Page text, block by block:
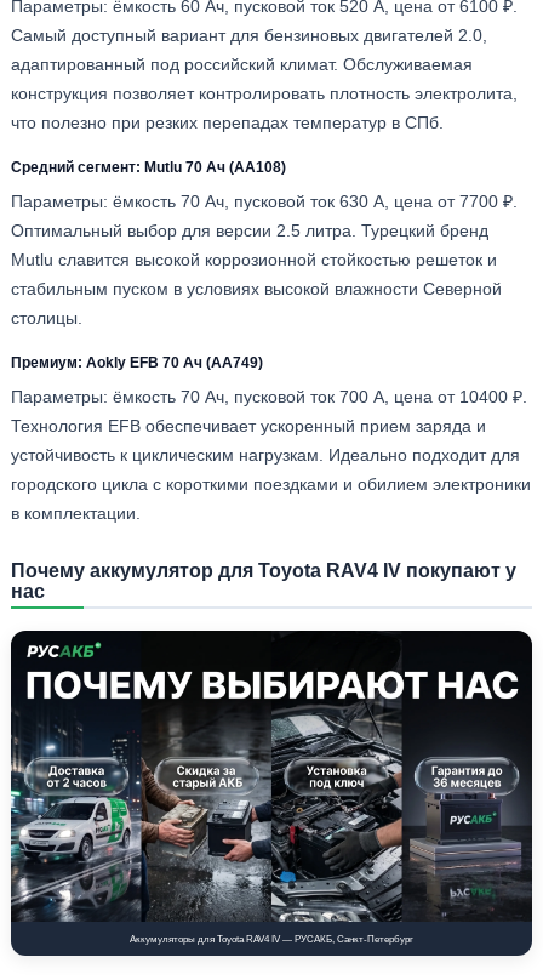
Параметры: ёмкость 60 Ач, пусковой ток 520 А, цена от 6100 ₽.
Самый доступный вариант для бензиновых двигателей 2.0,
адаптированный под российский климат. Обслуживаемая
конструкция позволяет контролировать плотность электролита,
что полезно при резких перепадах температур в СПб.
Средний сегмент: Mutlu 70 Ач (АА108)
Параметры: ёмкость 70 Ач, пусковой ток 630 А, цена от 7700 ₽.
Оптимальный выбор для версии 2.5 литра. Турецкий бренд
Mutlu славится высокой коррозионной стойкостью решеток и
стабильным пуском в условиях высокой влажности Северной
столицы.
Премиум: Aokly EFB 70 Ач (АА749)
Параметры: ёмкость 70 Ач, пусковой ток 700 А, цена от 10400 ₽.
Технология EFB обеспечивает ускоренный прием заряда и
устойчивость к циклическим нагрузкам. Идеально подходит для
городского цикла с короткими поездками и обилием электроники
в комплектации.
Почему аккумулятор для Toyota RAV4 IV покупают у
нас
Аккумуляторы для Toyota RAV4 IV — РУСАКБ, Санкт-Петербург